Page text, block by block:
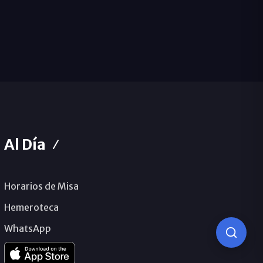
Al Día
Horarios de Misa
Hemeroteca
WhatsApp